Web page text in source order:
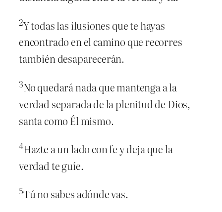
2Y todas las ilusiones que te hayas
encontrado en el camino que recorres
también desaparecerán.
3No quedará nada que mantenga a la
verdad separada de la plenitud de Dios,
santa como Él mismo.
4Hazte a un lado con fe y deja que la
verdad te guíe.
5Tú no sabes adónde vas.